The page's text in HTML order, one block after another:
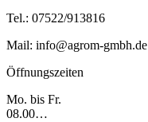
Tel.: 07522/913816
Mail: info@agrom-gmbh.de
Öffnungszeiten
Mo. bis Fr.
08.00…